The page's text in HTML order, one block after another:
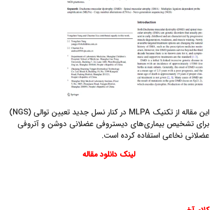
این مقاله از تکنیک MLPA در کنار نسل جدید تعیین توالی (NGS)
برای تشخیص بیماری‌های دیستروفی عضلانی دوشن و آتروفی
عضلانی نخاعی استفاده کرده است.
لینک دانلود مقاله